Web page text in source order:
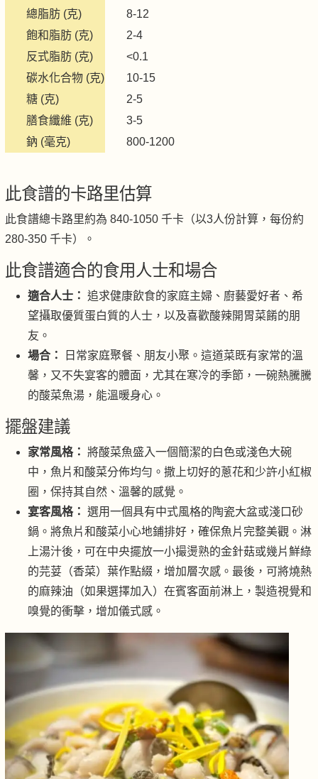
總脂肪 (克)
8-12
飽和脂肪 (克)
2-4
反式脂肪 (克)
<0.1
碳水化合物 (克)
10-15
糖 (克)
2-5
膳食纖維 (克)
3-5
鈉 (毫克)
800-1200
此食譜的卡路里估算
此食譜總卡路里約為 840-1050 千卡（以3人份計算，每份約
280-350 千卡）。
此食譜適合的食用人士和場合
適合人士： 追求健康飲食的家庭主婦、廚藝愛好者、希
望攝取優質蛋白質的人士，以及喜歡酸辣開胃菜餚的朋
友。
場合：
日常家庭聚餐、朋友小聚。這道菜既有家常的溫
馨，又不失宴客的體面，尤其在寒冷的季節，一碗熱騰騰
的酸菜魚湯，能溫暖身心。
擺盤建議
家常風格： 將酸菜魚盛入一個簡潔的白色或淺色大碗
中，魚片和酸菜分佈均勻。撒上切好的蔥花和少許小紅椒
圈，保持其自然、溫馨的感覺。
宴客風格： 選用一個具有中式風格的陶瓷大盆或淺口砂
鍋。將魚片和酸菜小心地鋪排好，確保魚片完整美觀。淋
上湯汁後，可在中央擺放一小撮燙熟的金針菇或幾片鮮綠
的芫荽（香菜）葉作點綴，增加層次感。最後，可將燒熱
的麻辣油（如果選擇加入）在賓客面前淋上，製造視覺和
嗅覺的衝擊，增加儀式感。